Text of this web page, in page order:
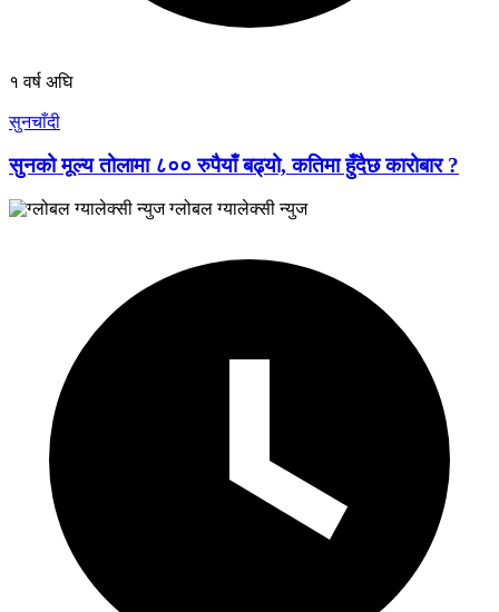
१ वर्ष अघि
सुनचाँदी
सुनको मूल्य तोलामा ८०० रुपैयाँ बढ्यो, कतिमा हुँदैछ कारोबार ?
ग्लोबल ग्यालेक्सी न्युज